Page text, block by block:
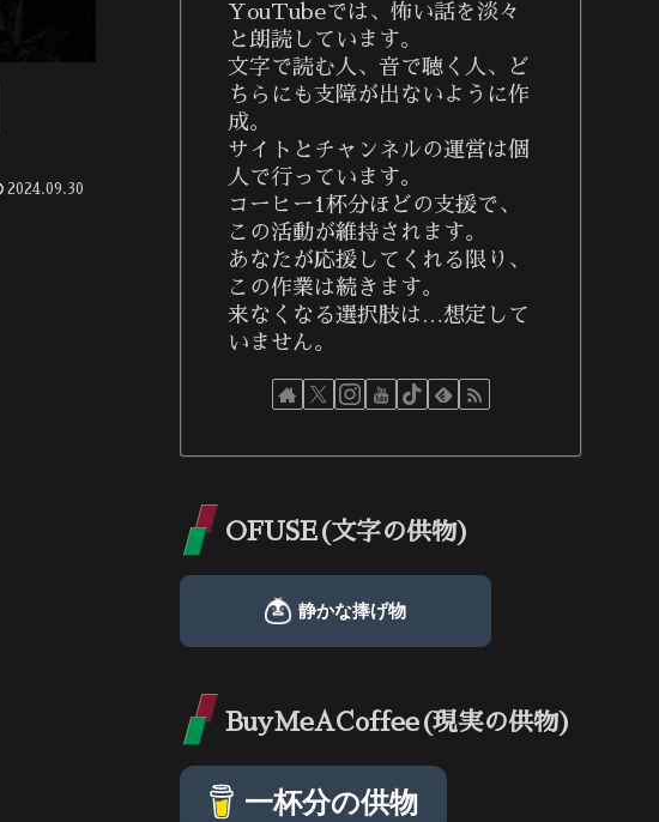
2024.09.30
YouTubeでは、怖い話を淡々
と朗読しています。
文字で読む人、音で聴く人、ど
ちらにも支障が出ないように作
成。
サイトとチャンネルの運営は個
人で行っています。
コーヒー1杯分ほどの支援で、
この活動が維持されます。
あなたが応援してくれる限り、
この作業は続きます。
来なくなる選択肢は…想定して
いません。
OFUSE(文字の供物)
BuyMeACoffee(現実の供物)
一杯分の供物